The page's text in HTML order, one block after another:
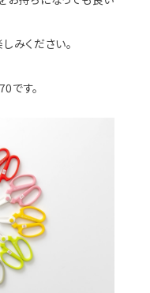
みください。
です。